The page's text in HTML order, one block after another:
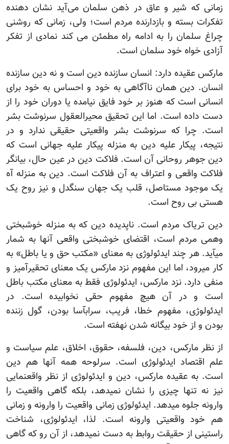
زمانی که شیر و عاق در ذهن سلمان می‌آید نشان دهنده
تفکرات بسته و بازدارنده مردم است؛ ولی، زمانی که روشنی
چراغ سلمان را به ادامه راه مطمئن می کند نمادی از تفکر
آزادی خواه خود سلمان است.
مارکس عقیده دارد: انسان سازنده دین است و نه دین سازنده
انسان. دین همان ناآگاهی به خود و احساس به خود برای
انسانی است که هنوز بر خود فایق نیامده یا دوران خود را از
دست داده است. اما این تحقیق محیرالعقول سرنوشت‏ بشر
است. چرا که سرنوشت ‏بشر واقعیتی حقیقی ندارد و در
نتیجه، پیکار علیه دین به منزله پیکار علیه جهانی است که
دین جوهر روحانی آن است. فلاکت دین در عین حال، بیانگر
فلاکت واقعی و اعتراف به آن فلاکت است. دین به منزله آه
یک موجود مستاصل، قلب یک جهان سنگدل و نیز روح یک
هستی بی روح است.
دین تریاک مردم است. ناپدیده دین که به منزله خوشبختی
وهمی مردم است، اقتضای خوشبختی واقعی آن‏ها به شمار
می‏آید. هر چند ایدئولوژی به معنای «مکتب حق و یا باطل‏» به
کار می‏رود، اما این مفهوم نزد مارکس یک معنای تحقیرآمیز و
منفی دارد. نزد مارکس، ایدئولوژی فقط به معنای مکتب باطل
است و در آن هیچ مفهوم حقی نخوابیده است. در
ایدئولوژی، مفهوم خطا، فریب، سراب‏آسا بودن، گول زننده
بودن و از خود بیگانه شدن نهفته است.
از نظر مارکس، دین، فلسفه، حقوق، اخلاق، علم سیاست و
علم اقتصاد ایدئولوژی است. سرلوحه همه آن‏ها هم دین
است. به عقیده مارکس، دین و ایدئولوژی از نظر واقع‏نمایی
نیز نه تنها چیزی را نشان نمی‏دهد، بلکه گاهی واقعیت را
وارونه جلوه می‏دهد. ایدئولوژی زمانی واقعیت را وارونه و زمانی
هم خود واقعیتی وارونه است. لذا، ایدئولوژی، شناخت
راستینی از حقیقت روابط به دست نمی‏دهد، از آن رو که گاهی